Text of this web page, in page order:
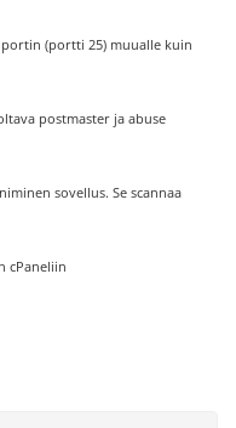
portin (portti 25) muualle kuin
postmaster ja abuse
sovellus. Se scannaa
cPaneliin